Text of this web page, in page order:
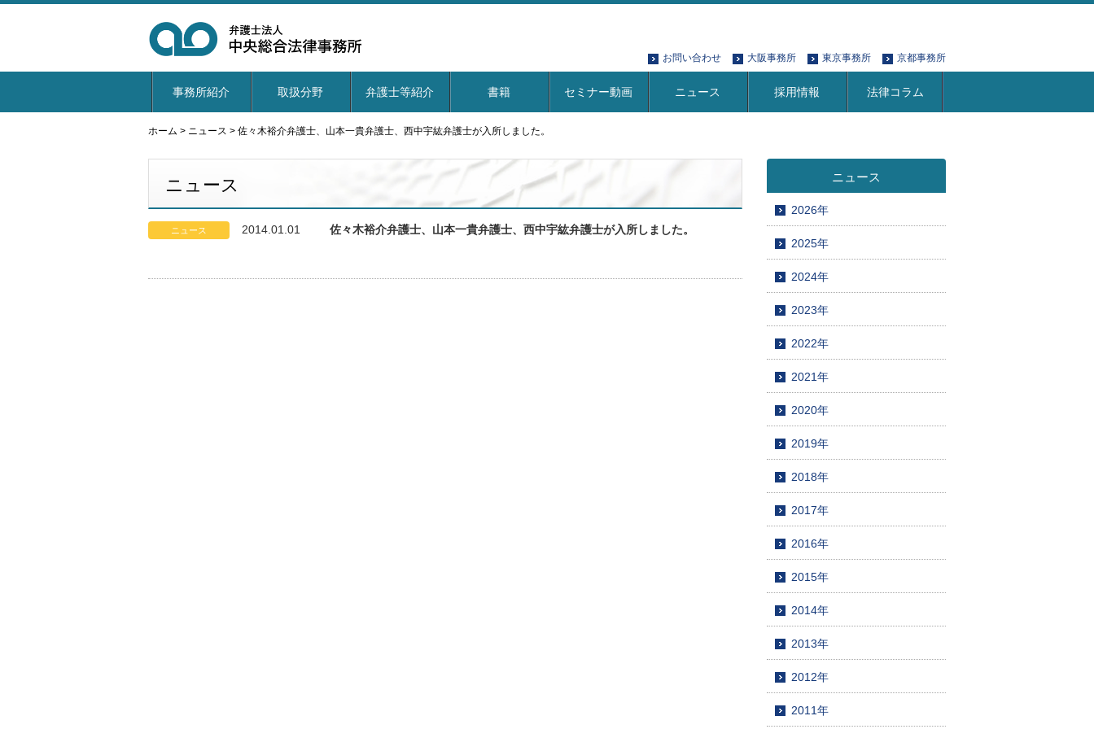
お問い合わせ 大阪事務所 東京事務所 京都事務所
事務所紹介 取扱分野 弁護士等紹介 書籍 セミナー動画 ニュース 採用情報 法律コラム
ホーム > ニュース > 佐々木裕介弁護士、山本一貴弁護士、西中宇紘弁護士が入所しました。
ニュース
ニュース 2014.01.01 佐々木裕介弁護士、山本一貴弁護士、西中宇紘弁護士が入所しました。
ニュース
2026年
2025年
2024年
2023年
2022年
2021年
2020年
2019年
2018年
2017年
2016年
2015年
2014年
2013年
2012年
2011年